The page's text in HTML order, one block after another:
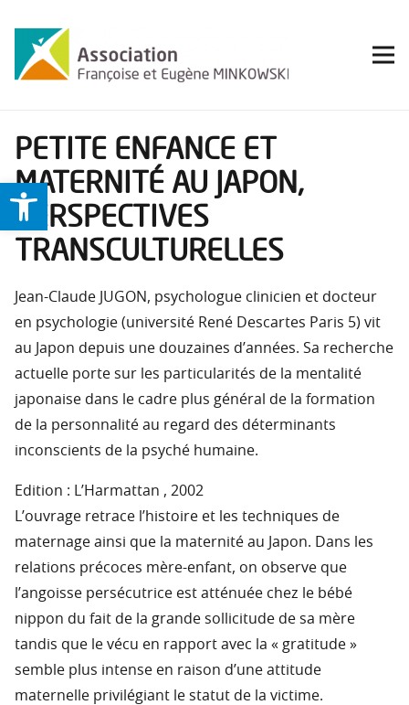
Ouvrir la barre d’outils
PETITE ENFANCE ET
MATERNITÉ AU JAPON,
PERSPECTIVES
TRANSCULTURELLES
Jean-Claude JUGON, psychologue clinicien et docteur
en psychologie (université René Descartes Paris 5) vit
au Japon depuis une douzaines d’années. Sa recherche
actuelle porte sur les particularités de la mentalité
japonaise dans le cadre plus général de la formation
de la personnalité au regard des déterminants
inconscients de la psyché humaine.
Edition : L’Harmattan , 2002
L’ouvrage retrace l’histoire et les techniques de
maternage ainsi que la maternité au Japon. Dans les
relations précoces mère-enfant, on observe que
l’angoisse persécutrice est atténuée chez le bébé
nippon du fait de la grande sollicitude de sa mère
tandis que le vécu en rapport avec la « gratitude »
semble plus intense en raison d’une attitude
maternelle privilégiant le statut de la victime.